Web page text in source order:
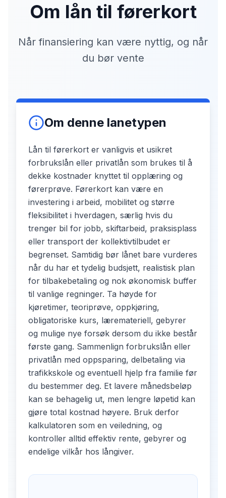
Om lån til førerkort
Når finansiering kan være nyttig, og når
du bør vente
Om denne lanetypen
Lån til førerkort er vanligvis et usikret
forbrukslån eller privatlån som brukes til å
dekke kostnader knyttet til opplæring og
førerprøve. Førerkort kan være en
investering i arbeid, mobilitet og større
fleksibilitet i hverdagen, særlig hvis du
trenger bil for jobb, skiftarbeid, praksisplass
eller transport der kollektivtilbudet er
begrenset. Samtidig bør lånet bare vurderes
når du har et tydelig budsjett, realistisk plan
for tilbakebetaling og nok økonomisk buffer
til vanlige regninger. Ta høyde for
kjøretimer, teoriprøve, oppkjøring,
obligatoriske kurs, læremateriell, gebyrer
og mulige nye forsøk dersom du ikke består
første gang. Sammenlign forbrukslån eller
privatlån med oppsparing, delbetaling via
trafikkskole og eventuell hjelp fra familie før
du bestemmer deg. Et lavere månedsbeløp
kan se behagelig ut, men lengre løpetid kan
gjøre total kostnad høyere. Bruk derfor
kalkulatoren som en veiledning, og
kontroller alltid effektiv rente, gebyrer og
endelige vilkår hos långiver.